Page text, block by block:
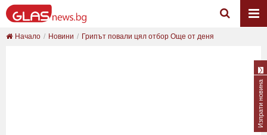
Начало Новини Грипът повали цял отбор Още от деня
Изпрати новина